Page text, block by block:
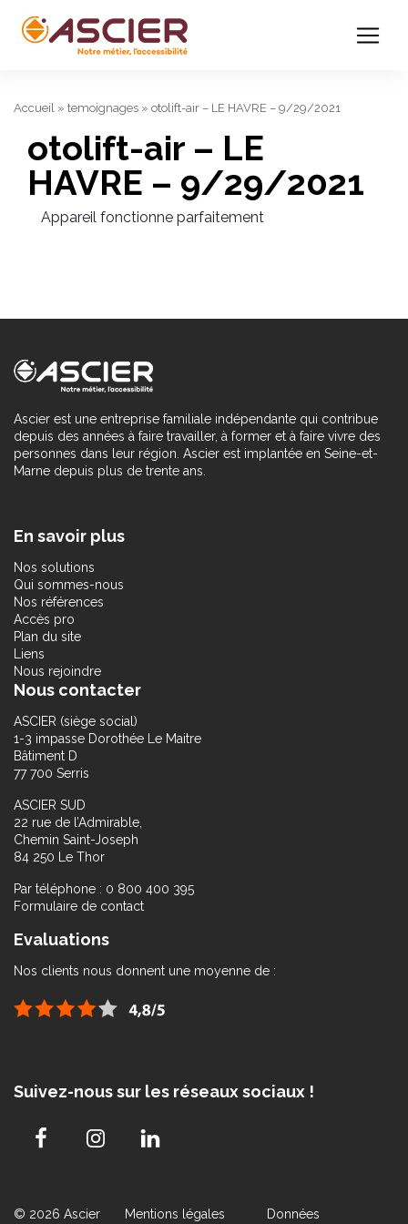
Accueil » temoignages » otolift-air – LE HAVRE – 9/29/2021
otolift-air – LE
HAVRE – 9/29/2021
Appareil fonctionne parfaitement
Ascier est une entreprise familiale indépendante qui contribue
depuis des années à faire travailler, à former et à faire vivre des
personnes dans leur région. Ascier est implantée en Seine-et-
Marne depuis plus de trente ans.
En savoir plus
Nos solutions
Qui sommes-nous
Nos références
Accès pro
Plan du site
Liens
Nous rejoindre
Nous contacter
ASCIER (siège social)
1-3 impasse Dorothée Le Maitre
Bâtiment D
77 700 Serris
ASCIER SUD
22 rue de l’Admirable,
Chemin Saint-Joseph
84 250 Le Thor
Par téléphone : 0 800 400 395
Formulaire de contact
Evaluations
Nos clients nous donnent une moyenne de :
Suivez-nous sur les réseaux sociaux !
© 2026 Ascier Mentions légales
Données